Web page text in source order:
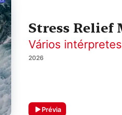
Stress Relief
Vários intérpretes
2026
Prévia